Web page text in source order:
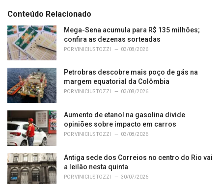
e
o
r
i
e
:
Conteúdo Relacionado
Mega-Sena acumula para R$ 135 milhões;
confira as dezenas sorteadas
PORVINICIUS TOZZI 03/08/2026
Petrobras descobre mais poço de gás na
margem equatorial da Colômbia
PORVINICIUS TOZZI 03/08/2026
Aumento de etanol na gasolina divide
opiniões sobre impacto em carros
PORVINICIUS TOZZI 03/08/2026
Antiga sede dos Correios no centro do Rio vai
a leilão nesta quinta
PORVINICIUS TOZZI 30/07/2026